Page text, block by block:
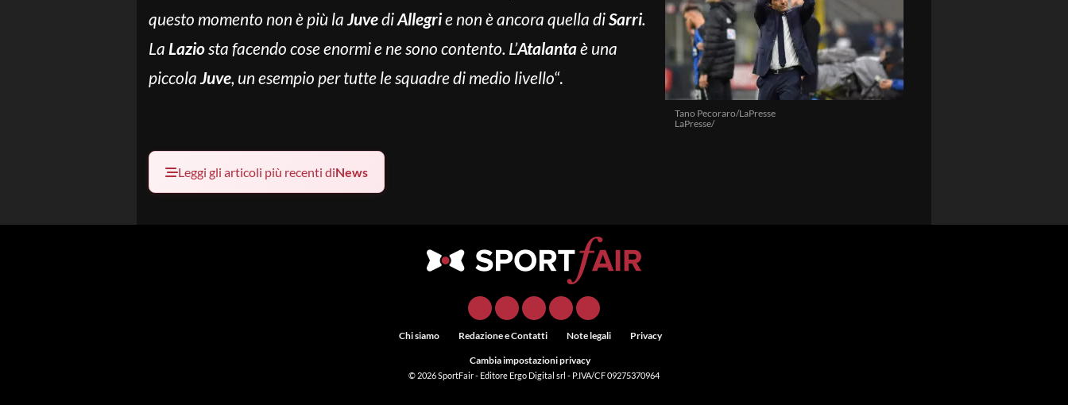
Tano Pecoraro/LaPresse
LaPresse/
questo momento non è più la JuvediAllegrie non è ancora quella diSarri.
La Laziosta facendo cose enormi e ne sono contento. L’Atalantaè una
piccola Juve, un esempio per tutte le squadre di medio livello“.
Leggi gli articoli più recenti diNews
Chi siamo Redazione e Contatti Note legali Privacy
Cambia impostazioni privacy
© 2026SportFair- Editore Ergo Digital srl - P.IVA/CF 09275370964